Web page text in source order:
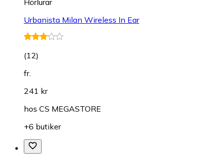
Urbanista Milan Wireless In Ear
(12)
fr.
241 kr
hos CS MEGASTORE
+6 butiker